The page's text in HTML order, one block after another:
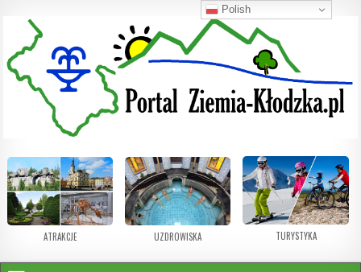
ATRAKCJE UZDROWISKA TURYSTYKA
Polish